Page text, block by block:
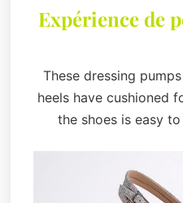
Expérience de
These dressing
heels have cushioned
the shoes is easy